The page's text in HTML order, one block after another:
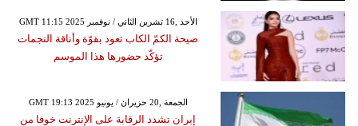
GMT 11:15 2025 الأحد ,16 تشرين الثاني / نوفمبر
صيحة الكمّ الكاب تعود بقوّة وأناقة النجمات
تؤكّد حضورها هذا الموسم
GMT 19:13 2025 الجمعة ,20 حزيران / يونيو
إيران تشدد الرقابة على الإنترنت خوفا من